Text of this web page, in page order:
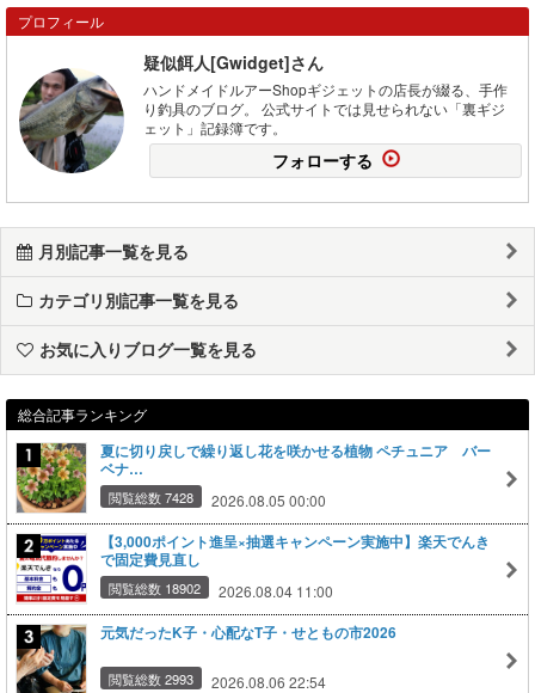
プロフィール
疑似餌人[Gwidget]さん
ハンドメイドルアーShopギジェットの店長が綴る、手作
り釣具のブログ。 公式サイトでは見せられない「裏ギジ
ェット」記録簿です。
フォローする
月別記事一覧を見る
カテゴリ別記事一覧を見る
お気に入りブログ一覧を見る
総合記事ランキング
夏に切り戻しで繰り返し花を咲かせる植物 ペチュニア バー
ベナ…
閲覧総数 7428 2026.08.05 00:00
【3,000ポイント進呈×抽選キャンペーン実施中】楽天でんき
で固定費見直し
閲覧総数 18902 2026.08.04 11:00
元気だったK子・心配なT子・せともの市2026
閲覧総数 2993 2026.08.06 22:54